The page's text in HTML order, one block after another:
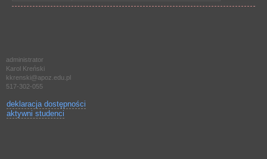
administrator
Karol Kreński
kkrenski@apoz.edu.pl
517-302-055
deklaracja dostępności
aktywni studenci